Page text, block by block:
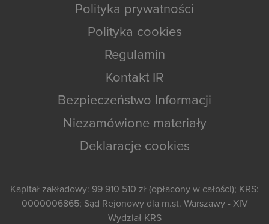
Polityka prywatności
Polityka cookies
Regulamin
Kontakt IR
Bezpieczeństwo Informacji
Niezamówione materiały
Deklaracje cookies
Kapitał zakładowy: 99 910 510 zł (opłacony w całości); KRS:
0000006865; Sąd Rejonowy dla m.st. Warszawy - XIV
Wydział KRS